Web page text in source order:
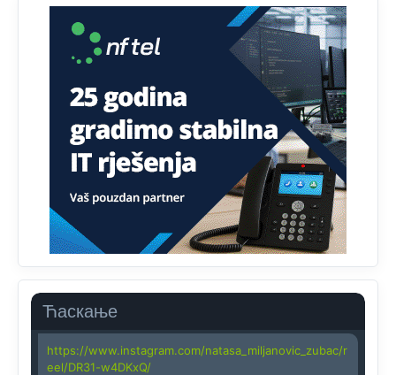
Ћаскање
Анонимно2818605 јуче
Uvođenje pravila da se umjesto dosadašnjeg znaka "X"
(krstića) kružić ispred kandidata mora u potpunosti
obojiti (popuniti) uvedeno je isključivo zbog tehničkih
zahtjeva optičkih skenera.
Анонимно2818605 јуче
11:45
Ovo pravilo jeste unijelo opravdan strah, posebno kada
su u pitanju starije osobe, osobe sa slabijim vidom ili
drhtavom rukom
Анонимно2819033 јуче 12:24
Yes,nekada je bila corava kutija za IZBORE a danas su
coravi biraci.
Анонимно2819162
https://www.instagram.com/natasa_miljanovic_zubac/r
eel/DR31-w4DKxQ/